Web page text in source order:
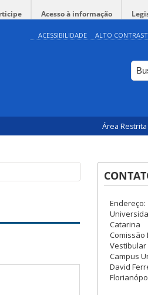
Acesso à informação
ACESSIBILIDADE ALTO
Área Restrita
Endereço:
Catarina
Comissão
Vestibular
Campus
David